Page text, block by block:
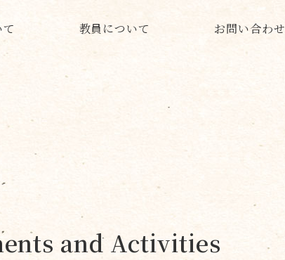
教員について お問い合わせ
and Activities